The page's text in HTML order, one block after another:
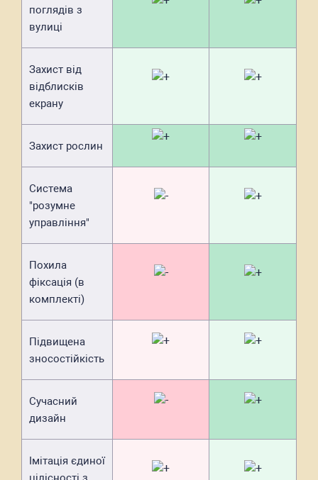
поглядів з
вулиці
Захист від
відблисків
екрану
Захист рослин
Система
"розумне
управління"
Похила
фіксація (в
комплекті)
Підвищена
зносостійкість
Сучасний
дизайн
Імітація єдиної